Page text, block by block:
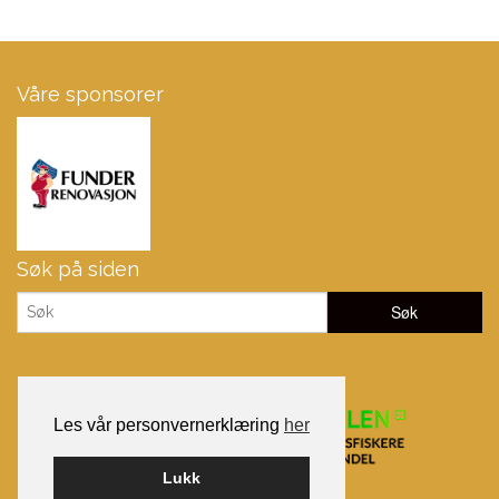
Les vår personvernerklæring her
Lukk
Våre sponsorer
Søk på siden